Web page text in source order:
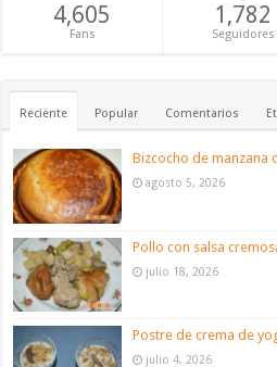
4,605
Fans
1,782
Seguidores
Reciente Popular Comentarios
Bizcocho de manzana
agosto 5, 2026
Pollo con salsa
julio 18, 2026
Postre de crema de
julio 4, 2026